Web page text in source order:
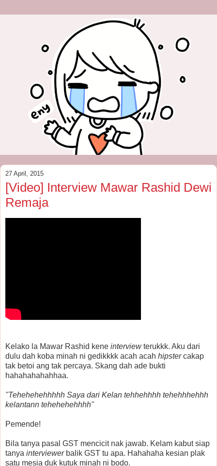
27 April, 2015
[Video] Interview Mawar Rashid Dewi
Remaja
Kelako la Mawar Rashid kene interviewterukkk. Aku dari
dulu dah koba minah ni gedikkkk acah acah hipstercakap
tak betoi ang tak percaya. Skang dah ade bukti
hahahahahahhaa.
"Tehehehehhhhh Saya dari Kelan tehhehhhh tehehhhehhh
kelantann tehehehehhhh"
Pemende!
Bila tanya pasal GST mencicit nak jawab. Kelam kabut siap
tanya interviewerbalik GST tu apa. Hahahaha kesian plak
satu mesia duk kutuk minah ni bodo.